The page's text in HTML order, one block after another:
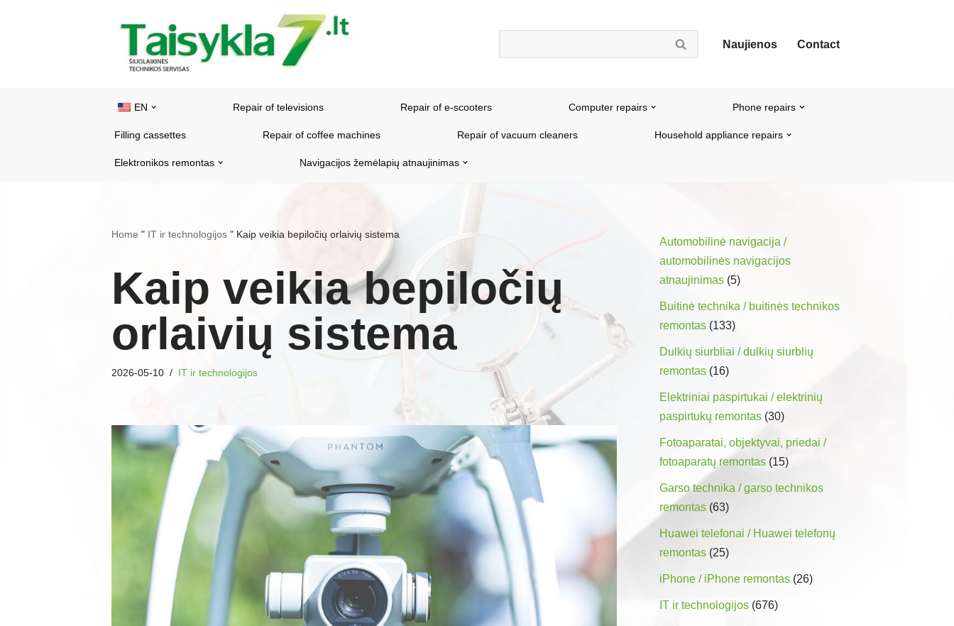
Naujienos Contact
EN Repair of televisions Repair of e-scooters Computer repairs Phone repairs
Filling cassettes Repair of coffee machines Repair of vacuum cleaners Household appliance repairs
Elektronikos remontas Navigacijos žemėlapių atnaujinimas
Home " IT ir technologijos " Kaip veikia bepiločių orlaivių sistema
Kaip veikia bepiločių
orlaivių sistema
2026-05-10 IT ir technologijos
Automobilinė navigacija /
automobilinės navigacijos
atnaujinimas (5)
Buitinė technika / buitinės technikos
remontas (133)
Dulkių siurbliai / dulkių siurblių
remontas (16)
Elektriniai paspirtukai / elektrinių
paspirtukų remontas (30)
Fotoaparatai, objektyvai, priedai /
fotoaparatų remontas (15)
Garso technika / garso technikos
remontas (63)
Huawei telefonai / Huawei telefonų
remontas (25)
iPhone / iPhone remontas (26)
IT ir technologijos (676)